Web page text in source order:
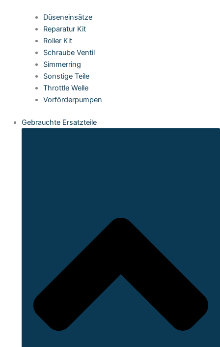
Düseneinsätze
Reparatur Kit
Roller Kit
Schraube Ventil
Simmerring
Sonstige Teile
Throttle Welle
Vorförderpumpen
Gebrauchte Ersatzteile